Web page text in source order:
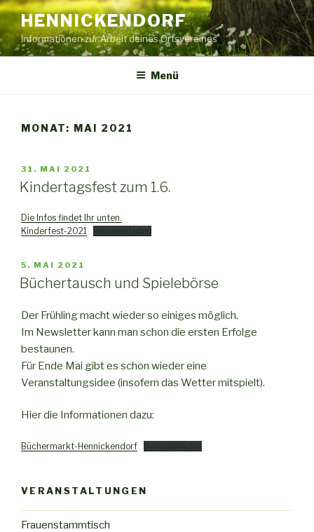
Zum
Inhalt
springen
HENNICKENDORF
Informationen zur Arbeit deines Ortsvereines
Menü
MONAT: MAI 2021
VERÖFFENTLICHT
AM
31. MAI 2021
Kindertagsfest zum 1.6.
Die Infos findet Ihr unten.
Kinderfest-2021
Herunterladen
VERÖFFENTLICHT
AM
5. MAI 2021
Büchertausch und Spielebörse
Der Frühling macht wieder so einiges möglich.
Im Newsletter kann man schon die ersten Erfolge
bestaunen.
Für Ende Mai gibt es schon wieder eine
Veranstaltungsidee (insofern das Wetter mitspielt).
Hier die Informationen dazu:
Büchermarkt-Hennickendorf Herunterladen
VERANSTALTUNGEN
Frauenstammtisch